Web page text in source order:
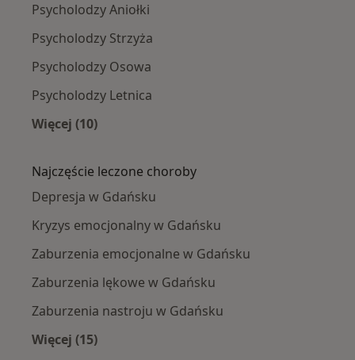
Psycholodzy Aniołki
Psycholodzy Strzyża
Psycholodzy Osowa
Psycholodzy Letnica
Więcej (10)
Najczęście leczone choroby
Depresja w Gdańsku
Kryzys emocjonalny w Gdańsku
Zaburzenia emocjonalne w Gdańsku
Zaburzenia lękowe w Gdańsku
Zaburzenia nastroju w Gdańsku
Więcej (15)